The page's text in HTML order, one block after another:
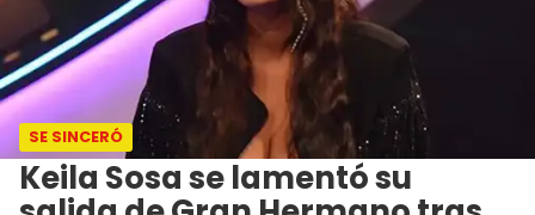
SE SINCERÓ
Keila Sosa se lamentó su